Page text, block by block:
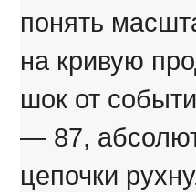
понять
на кривую
шок от
— 87,
цепочки